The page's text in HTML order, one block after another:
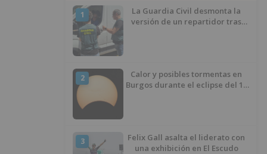
1
La Guardia Civil desmonta la
versión de un repartidor tras
2
Calor y posibles tormentas en
Burgos durante el eclipse del 12
3
Felix Gall asalta el liderato con
una exhibición en El Escudo